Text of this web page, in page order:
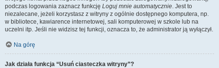
podczas logowania zaznacz funkcję Loguj mnie automatycznie. Jest to
niezalecane, jeżeli korzystasz z witryny z ogólnie dostępnego komputera, np.
w bibliotece, kawiarence internetowej, sali komputerowej w szkole lub na
uczelni itp. Jeśli nie widzisz tej funkcji, oznacza to, że administrator ją wyłączył.
Na górę
Jak działa funkcja “Usuń ciasteczka witryny”?